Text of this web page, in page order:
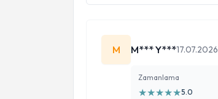
M M*** Y***17.07.2026
Zamanlama
★★★★★5.0